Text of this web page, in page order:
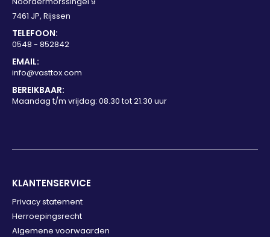
7461 JP, Rijssen
TELEFOON:
0548 - 852842
EMAIL:
info@vasttox.com
BEREIKBAAR:
Maandag t/m vrijdag: 08.30 tot 21.30 uur
KLANTENSERVICE
Privacy statement
Herroepingsrecht
Algemene voorwaarden